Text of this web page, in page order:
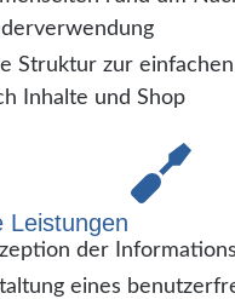
Struktur zur
Inhalte und Shop
Leistungen
der
eines